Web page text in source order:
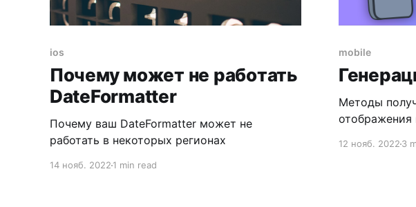
ios
Почему может не работать
DateFormatter
Почему ваш DateFormatter может не
работать в некоторых регионах
14 нояб. 2022 1 min read
mobile
Методы
12 нояб. 20223